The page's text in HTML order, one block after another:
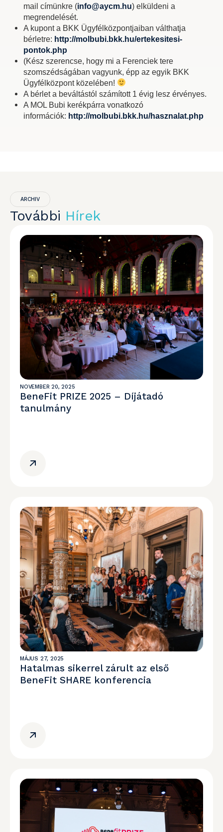
mail címünkre (info@aycm.hu) elküldeni a
megrendelését.
A kupont a BKK Ügyfélközpontjaiban válthatja
bérletre: http://molbubi.bkk.hu/ertekesitesi-
pontok.php
(Kész szerencse, hogy mi a Ferenciek tere
szomszédságában vagyunk, épp az egyik BKK
Ügyfélközpont közelében!
A bérlet a beváltástól számított 1 évig lesz érvényes.
A MOL Bubi kerékpárra vonatkozó
információk: http://molbubi.bkk.hu/hasznalat.php
ARCHIV
További Hírek
NOVEMBER 20, 2025
BeneFit PRIZE 2025 – Díjátadó
tanulmány
MÁJUS 27, 2025
Hatalmas sikerrel zárult az első
BeneFit SHARE konferencia